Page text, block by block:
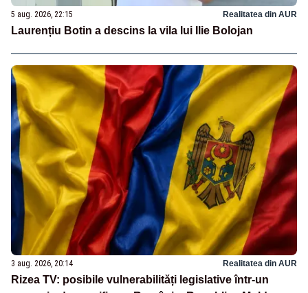
5 aug. 2026, 22:15 Realitatea din AUR
Laurențiu Botin a descins la vila lui Ilie Bolojan
3 aug. 2026, 20:14 Realitatea din AUR
Rizea TV: posibile vulnerabilități legislative într-un